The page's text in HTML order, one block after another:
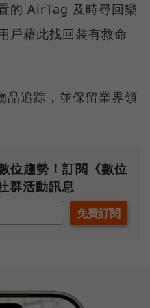
的 AirTag 及時尋回樂
戶藉此找回裝有救命
追踪，並保留業界領
位趨勢！訂閱《數位
群活動訊息